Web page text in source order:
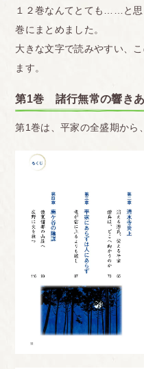
１２巻なんてとても……と思
巻にまとめました。
大きな文字で読みやすい、
ます。
第1巻 諸行無常の響きあ
第1巻は、平家の全盛期から